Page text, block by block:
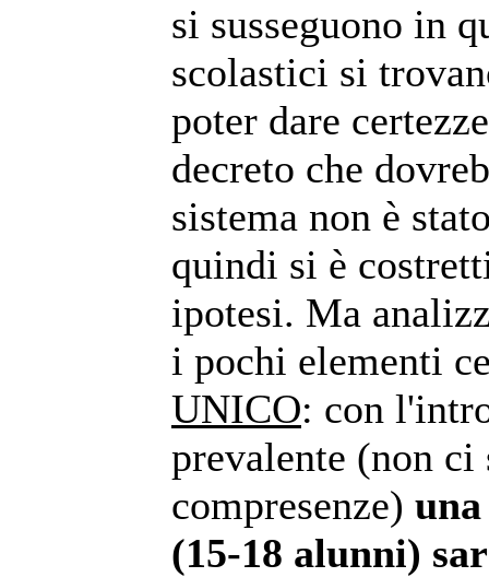
si susseguono in
scolastici si
poter dare
decreto che
sistema non è
quindi si è
ipotesi. Ma
i pochi elementi
UNICO: con
prevalente (non ci
compresenze) una
(15-18 alunni)